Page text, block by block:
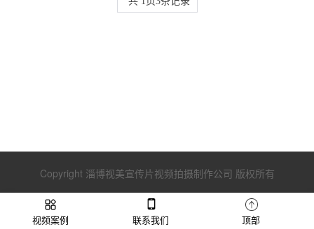
Copyright 淄博视美宣传片视频拍摄制作公司 版权所有
视频案例 联系我们 顶部